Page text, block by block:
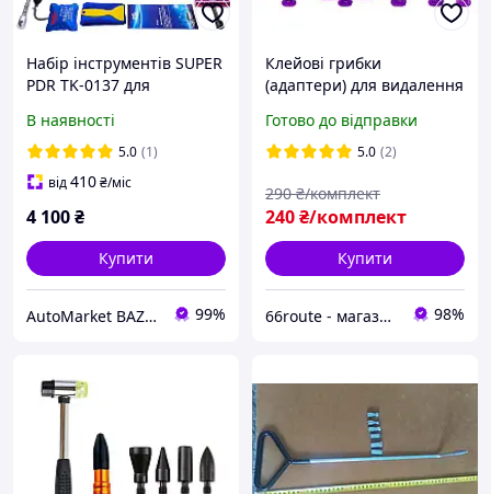
Набір інструментів SUPER
PDR TK-0137 для
фарбування,
професійний комплект
PDR / DOLFO
В наявності
5.0 (1)
від410₴/міс
4 100₴
Купити
AutoMarket BAZAR 99%
Клейові грибки
(адаптери) для видалення
фіолетові 20 шт SuperPDR
Готово до відправки
5.0 (2)
240₴/комплект
290 ₴/комплект
Купити
66route - магазин автотоварів 98%